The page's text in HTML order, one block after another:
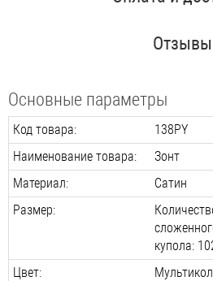
Отзывы
Основные параметры
Код товара:
138PY
Наименование товара:
Зонт
Материал:
Сатин
Размер:
купола:
Цвет: